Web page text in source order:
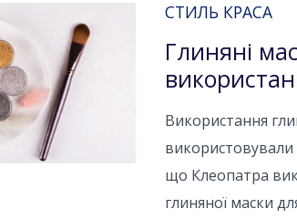
СТИЛЬ КРАСА
Глиняні
Використання
використовували
що Клеопатра
глиняної маски